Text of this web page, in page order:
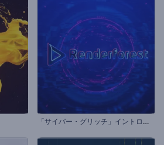
「
サイバー・グリッチ」イントロ動画